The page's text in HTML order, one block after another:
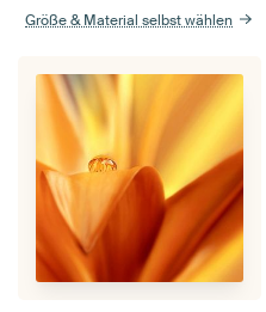
Größe & Material selbst wählen